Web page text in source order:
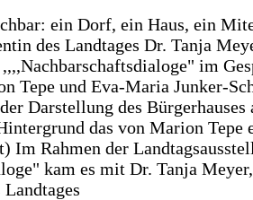
ein Dorf, ein Haus, ein
des Landtages Dr. Tanja
im
Tepe und Eva-Maria Junker-
Darstellung des Bürgerhauses
das von Marion Tepe
Im Rahmen der
kam es mit Dr. Tanja Meyer,